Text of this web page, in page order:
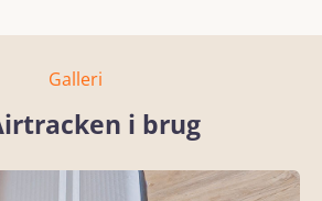
Galleri
i brug